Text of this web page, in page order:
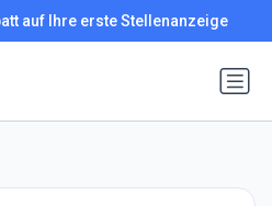
auf Ihre erste Stellenanzeige